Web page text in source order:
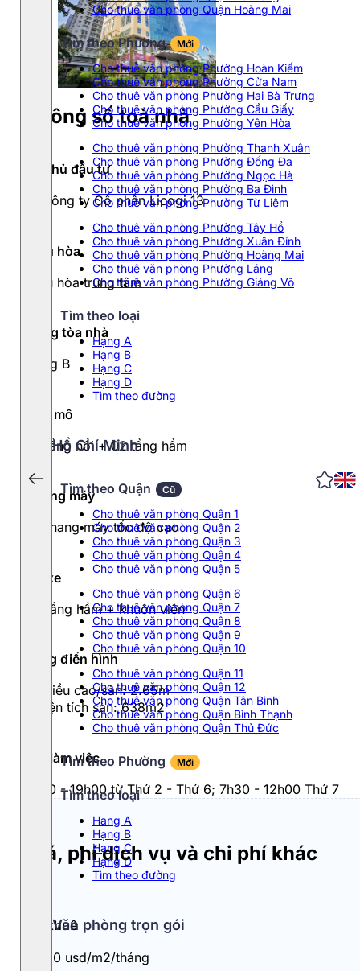
Cho thuê văn phòng Quận Hoàng Mai
Tìm theo Phường Mới
Cho thuê văn phòng Phường Hoàn Kiếm
Cho thuê văn phòng Phường Cửa Nam
Cho thuê văn phòng Phường Hai Bà Trưng
Cho thuê văn phòng Phường Cầu Giấy
Cho thuê văn phòng Phường Yên Hòa
Cho thuê văn phòng Phường Thanh Xuân
Cho thuê văn phòng Phường Đống Đa
Cho thuê văn phòng Phường Ngọc Hà
Cho thuê văn phòng Phường Ba Đình
Cho thuê văn phòng Phường Từ Liêm
Cho thuê văn phòng Phường Tây Hồ
Cho thuê văn phòng Phường Xuân Đỉnh
Cho thuê văn phòng Phường Hoàng Mai
Cho thuê văn phòng Phường Láng
Cho thuê văn phòng Phường Giảng Võ
Tìm theo loại
Hạng A
Hạng B
Hạng C
Hạng D
Tìm theo đường
Hồ Chí Minh
Tìm theo Quận Cũ
Cho thuê văn phòng Quận 1
Cho thuê văn phòng Quận 2
Cho thuê văn phòng Quận 3
Cho thuê văn phòng Quận 4
Cho thuê văn phòng Quận 5
Cho thuê văn phòng Quận 6
Cho thuê văn phòng Quận 7
Cho thuê văn phòng Quận 8
Cho thuê văn phòng Quận 9
Cho thuê văn phòng Quận 10
Cho thuê văn phòng Quận 11
Cho thuê văn phòng Quận 12
Cho thuê văn phòng Quận Tân Bình
Cho thuê văn phòng Quận Bình Thạnh
Cho thuê văn phòng Quận Thủ Đức
Tìm theo Phường Mới
Tìm theo loại
Hang A
Hạng B
Hạng C
Hạng D
Tìm theo đường
Văn phòng trọn gói
Thông số toà nhà
Chủ đầu tư
Công ty Cổ phần Licogi 13
Điều hòa
Điều hòa trung tâm
Hạng tòa nhà
Hạng B
Quy mô
27 tầng nổi + 02 tầng hầm
Thang máy
04 thang máy tốc độ cao
Đỗ xe
02 tầng hầm + khuôn viên
Tầng điển hình
- Chiều cao/sàn: 2.65m
- Diện tích sàn: 638m2
Giờ làm việc
7h30 - 19h00 từ Thứ 2 - Thứ 6; 7h30 - 12h00 Thứ 7
Giá, phí dịch vụ và chi phí khác
Giá thuê
9 - 10 usd/m2/tháng